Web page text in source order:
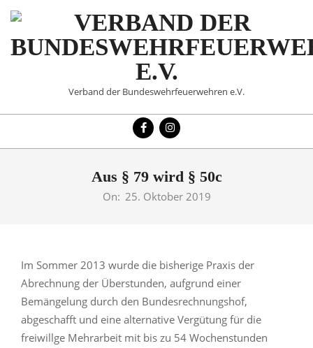
Skip
content
VERBAND
DER
Verband der Bundeswehrfeuerwehren e.V.
Aus § 79 wird § 50c
On: 25. Oktober 2019
Im Sommer 2013 wurde die bisherige Praxis der
Abrechnung der Überstunden, aufgrund einer
Bemängelung durch den Bundesrechnungshof,
abgeschafft und eine alternative Vergütung für die
freiwillge Mehrarbeit mit bis zu 54 Wochenstunden